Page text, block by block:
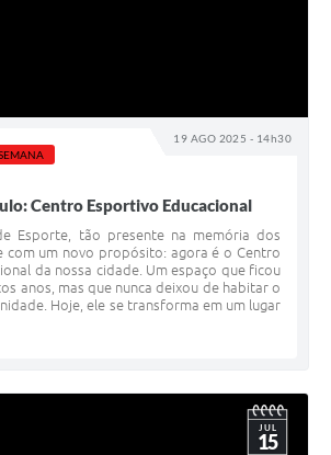
19 AGO 2025 - 14h30
Centro Esportivo Educacional
Esporte, tão presente na memória dos
com um novo propósito: agora é o Centro
da nossa cidade. Um espaço que ficou
anos, mas que nunca deixou de habitar o
Hoje, ele se transforma em um lugar
JUL
15